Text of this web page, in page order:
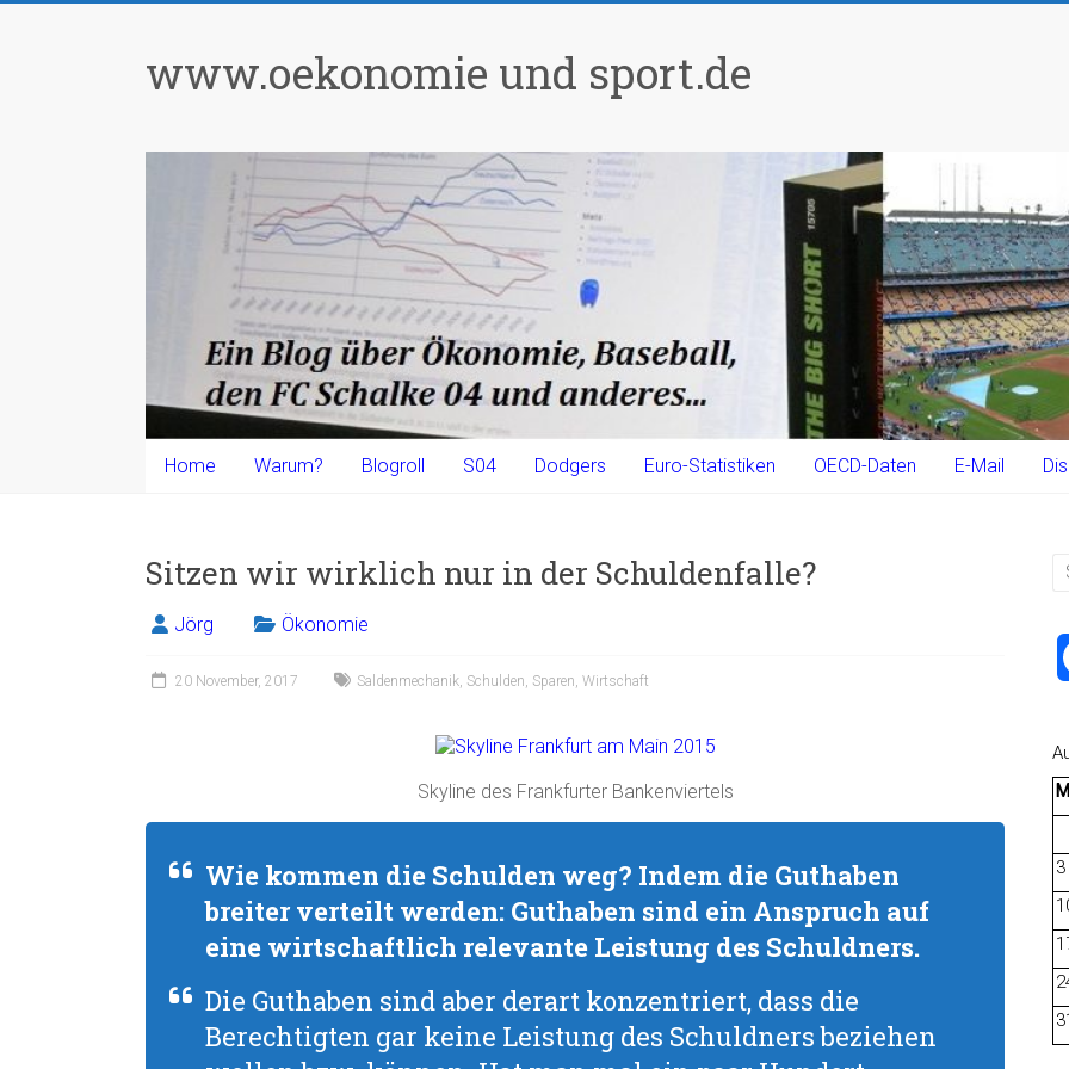
www.oekonomie und sport.de
Home Warum? Blogroll S04 Dodgers Euro-Statistiken OECD-Daten E-Mail
Sitzen wir wirklich nur in der Schuldenfalle?
Jörg Ökonomie
20 November, 2017 Saldenmechanik Schulden Sparen Wirtschaft
Skyline des Frankfurter Bankenviertels
Wie kommen die Schulden weg? Indem die Guthaben
breiter verteilt werden: Guthaben sind ein Anspruch auf
eine wirtschaftlich relevante Leistung des Schuldners.
Die Guthaben sind aber derart konzentriert, dass die
Berechtigten gar keine Leistung des Schuldners beziehen
M
3